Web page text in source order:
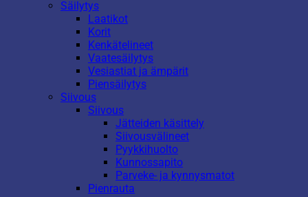
Säilytys
Laatikot
Korit
Kenkätelineet
Vaatesäilytys
Vesiastiat ja ämpärit
Piensäilytys
Siivous
Siivous
Jätteiden käsittely
Siivousvälineet
Pyykkihuolto
Kunnossapito
Parveke- ja kynnysmatot
Pienrauta